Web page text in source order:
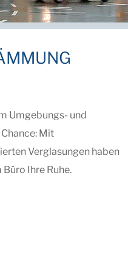
Umgebungs- und
Mit
Verglasungen haben
Büro Ihre Ruhe.